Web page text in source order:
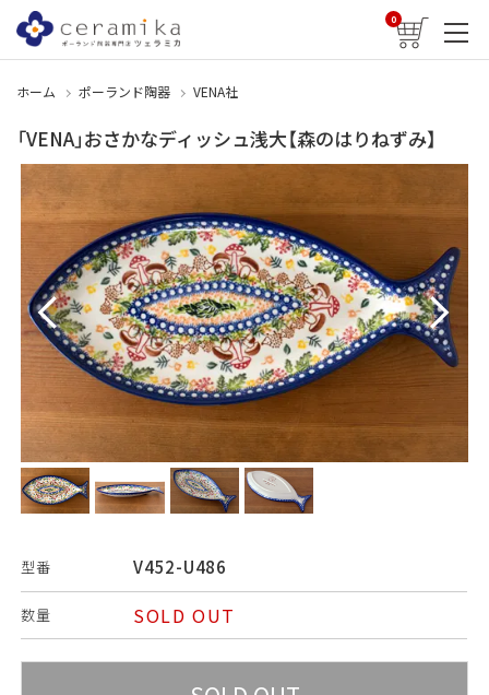
0
ホーム ポーランド陶器 VENA社
「VENA」おさかなディッシュ浅大【森のはりねずみ】
型番 V452-U486
数量 SOLD OUT